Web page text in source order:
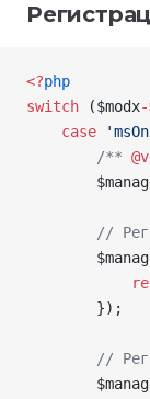
<?php
switch ($modx
    case
        /**
//
        });
//